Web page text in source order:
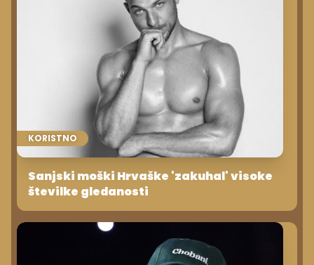
KORISTNO
Sanjski moški Hrvaške 'zakuhal' visoke
številke gledanosti